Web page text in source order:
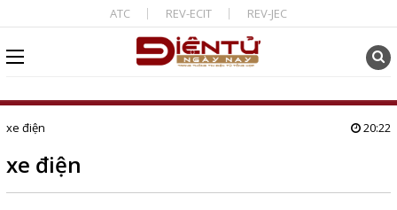
ATC REV-ECIT REV-JEC
xe điện 20:22
xe điện